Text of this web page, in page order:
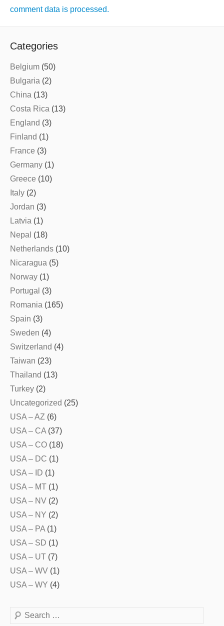
comment data is processed.
Categories
Belgium (50)
Bulgaria (2)
China (13)
Costa Rica (13)
England (3)
Finland (1)
France (3)
Germany (1)
Greece (10)
Italy (2)
Jordan (3)
Latvia (1)
Nepal (18)
Netherlands (10)
Nicaragua (5)
Norway (1)
Portugal (3)
Romania (165)
Spain (3)
Sweden (4)
Switzerland (4)
Taiwan (23)
Thailand (13)
Turkey (2)
Uncategorized (25)
USA – AZ (6)
USA – CA (37)
USA – CO (18)
USA – DC (1)
USA – ID (1)
USA – MT (1)
USA – NV (2)
USA – NY (2)
USA – PA (1)
USA – SD (1)
USA – UT (7)
USA – WV (1)
USA – WY (4)
Search